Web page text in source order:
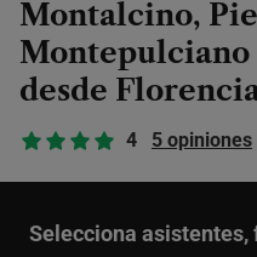
Montalcino,
Montepulciano
desde
4 5 opiniones
Selecciona asistentes,